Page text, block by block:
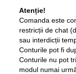
Atenție!
Comanda este
restricții de chat
sau interdicții
Conturile pot fi
Conturile nu pot
modul numai